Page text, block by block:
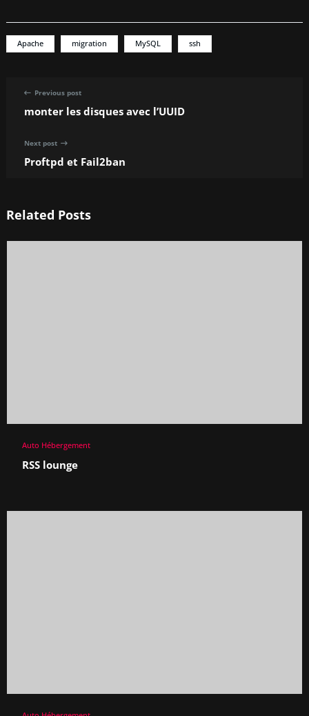
Apache migration MySQL ssh
Previous post
monter les disques avec l’UUID
Next post
Proftpd et Fail2ban
Related Posts
Auto Hébergement
RSS lounge